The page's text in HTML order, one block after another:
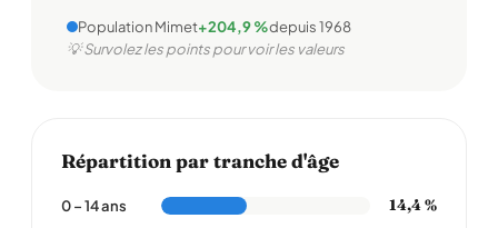
Population Mimet+204,9 %depuis 1968
💡 Survolez les points pour voir les valeurs
Répartition par tranche d'âge
0 – 14 ans 14,4 %